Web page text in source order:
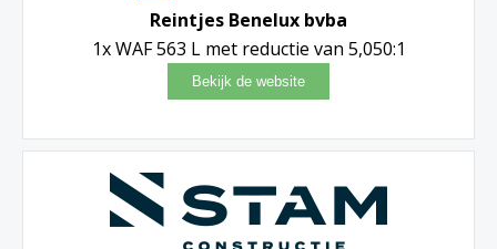
Reintjes Benelux bvba
1x WAF 563 L met reductie van 5,050:1